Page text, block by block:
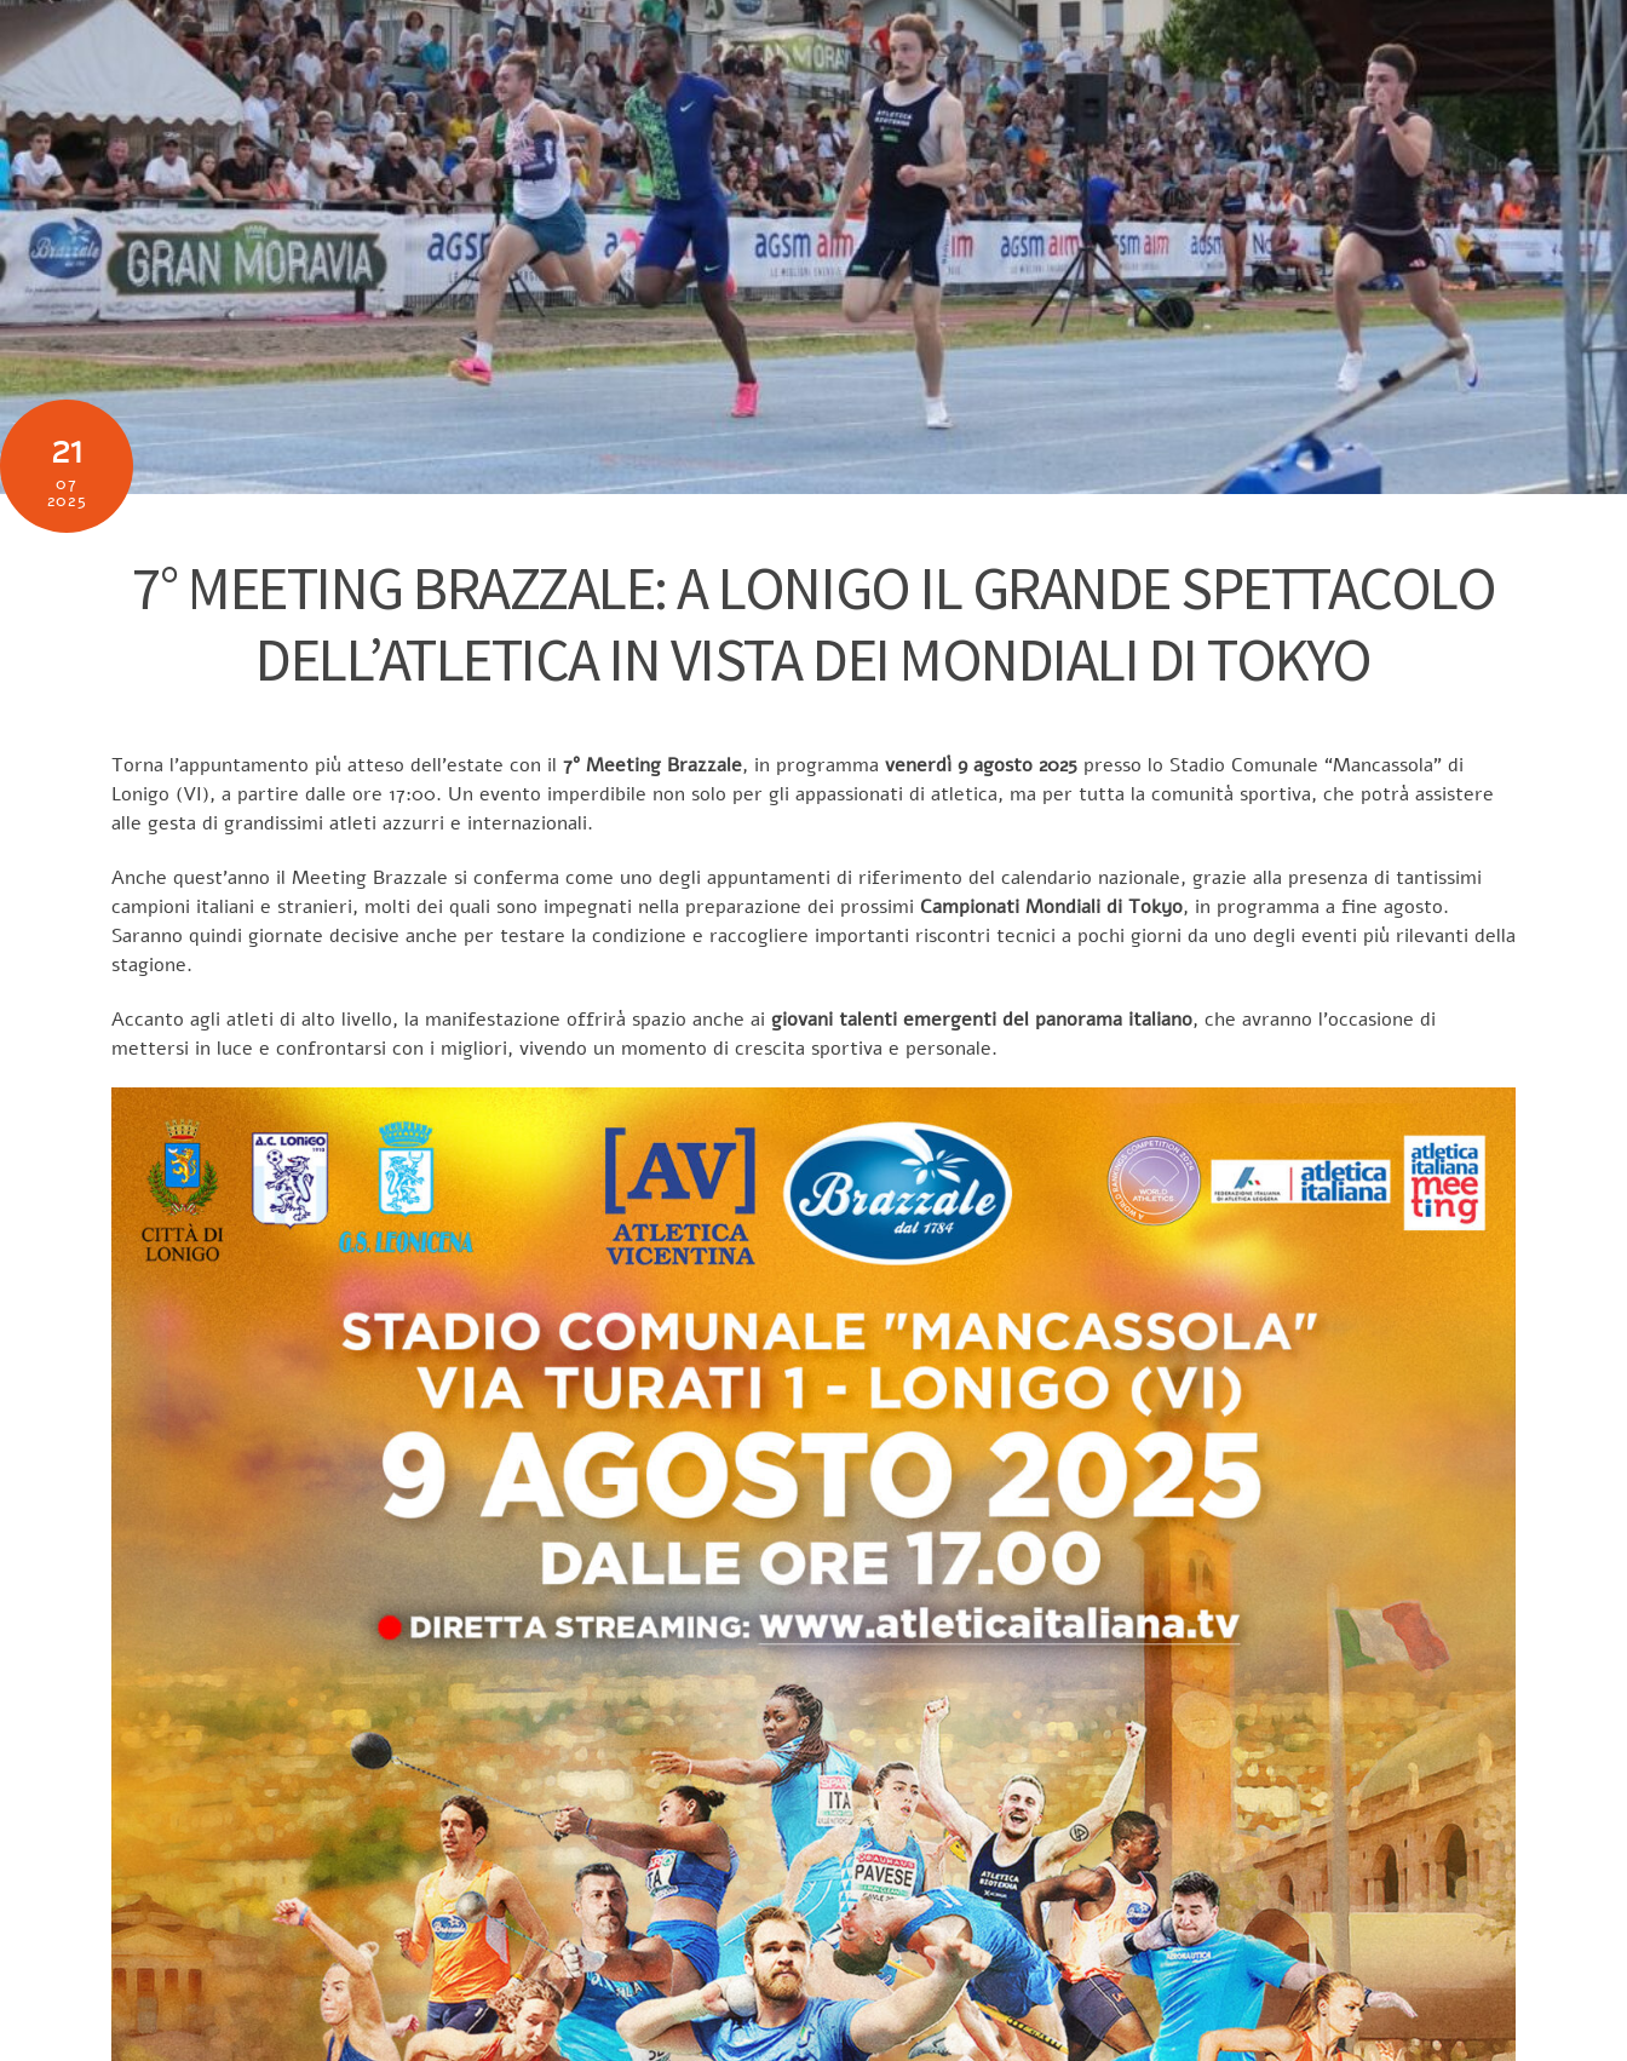
21
07
2025
7° MEETING BRAZZALE: A LONIGO IL GRANDE SPETTACOLO
DELL’ATLETICA IN VISTA DEI MONDIALI DI TOKYO
Torna l’appuntamento più atteso dell’estate con il 7° Meeting Brazzale, in programma venerdì 9 agosto 2025 presso lo Stadio Comunale “Mancassola” di
Lonigo (VI), a partire dalle ore 17:00. Un evento imperdibile non solo per gli appassionati di atletica, ma per tutta la comunità sportiva, che potrà assistere
alle gesta di grandissimi atleti azzurri e internazionali.
Anche quest’anno il Meeting Brazzale si conferma come uno degli appuntamenti di riferimento del calendario nazionale, grazie alla presenza di tantissimi
campioni italiani e stranieri, molti dei quali sono impegnati nella preparazione dei prossimi Campionati Mondiali di Tokyo, in programma a fine agosto.
Saranno quindi giornate decisive anche per testare la condizione e raccogliere importanti riscontri tecnici a pochi giorni da uno degli eventi più rilevanti della
stagione.
Accanto agli atleti di alto livello, la manifestazione offrirà spazio anche ai giovani talenti emergenti del panorama italiano, che avranno l’occasione di
mettersi in luce e confrontarsi con i migliori, vivendo un momento di crescita sportiva e personale.